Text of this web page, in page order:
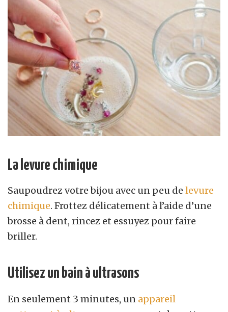
La levure chimique
Saupoudrez votre bijou avec un peu de levure
chimique. Frottez délicatement à l’aide d’une
brosse à dent, rincez et essuyez pour faire
briller.
Utilisez un bain à ultrasons
En seulement 3 minutes, un appareil